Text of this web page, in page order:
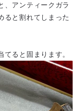
、アンティークガラ
ると割れてしまった
ると固まります。